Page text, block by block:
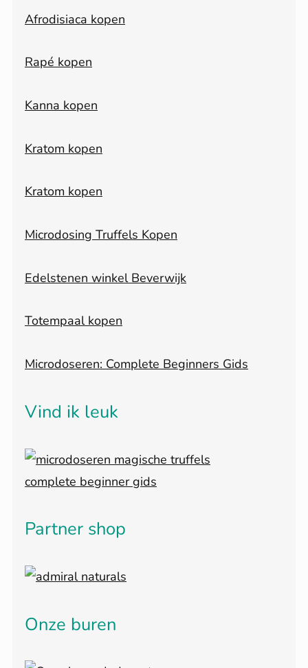
Afrodisiaca kopen
Rapé kopen
Kanna kopen
Kratom kopen
Kratom kopen
Microdosing Truffels Kopen
Edelstenen winkel Beverwijk
Totempaal kopen
Microdoseren: Complete Beginners Gids
Vind ik leuk
Partner shop
Onze buren